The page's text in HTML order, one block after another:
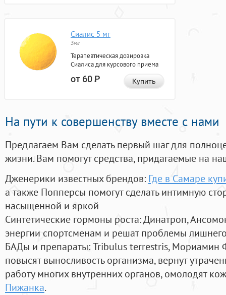
Сиалис 5 мг
5мг
Терапевтическая дозировка
Сиалиса для курсового приема
от 60Р Купить
На пути к совершенству вместе с нами
Предлагаем Вам сделать первый шаг для
жизни. Вам помогут средства, придагаемые на
Дженерики известных брендов: Где в Самаре
а также Попперсы помогут сделать интимную
насыщенной и яркой
Синтетические гормоны роста: Динатроп,
энергии спортсменам и решат проблемы
БАДы и препараты:Tribulus terrestris, Мориамин
повысят выносливость организма, вернут
работу многих внутренних органов, омолодят
Пижанка.